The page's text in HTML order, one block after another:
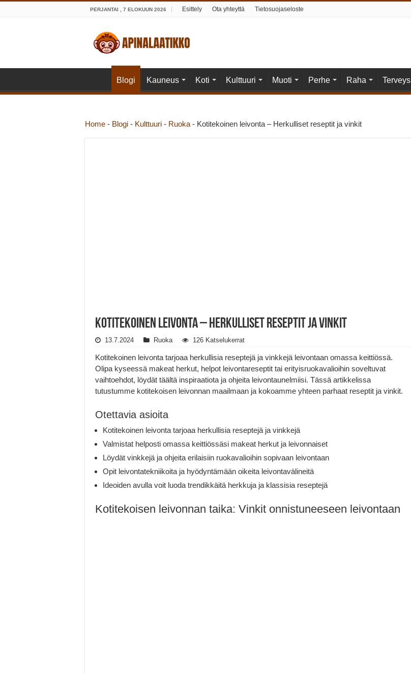
PERJANTAI , 7 ELOKUUN 2026 Esittely Ota yhteyttä Tietosuojaseloste
Blogi Kauneus Koti Kulttuuri Muoti Perhe Raha Terveys
Home - Blogi - Kulttuuri - Ruoka - Kotitekoinen leivonta – Herkulliset reseptit ja vinkit
Kotitekoinen leivonta – Herkulliset reseptit ja vinkit
13.7.2024 Ruoka 126 Katselukerrat
Kotitekoinen leivonta tarjoaa herkullisia reseptejä ja vinkkejä leivontaan omassa keittiössä.
Olipa kyseessä makeat herkut, helpot leivontareseptit tai erityisruokavalioihin soveltuvat
vaihtoehdot, löydät täältä inspiraatiota ja ohjeita leivontaunelmiisi. Tässä artikkelissa
tutustumme kotitekoisen leivonnan maailmaan ja kokoamme yhteen parhaat reseptit ja vinkit.
Otettavia asioita
Kotitekoinen leivonta tarjoaa herkullisia reseptejä ja vinkkejä
Valmistat helposti omassa keittiössäsi makeat herkut ja leivonnaiset
Löydät vinkkejä ja ohjeita erilaisiin ruokavalioihin sopivaan leivontaan
Opit leivontatekniikoita ja hyödyntämään oikeita leivontavälineitä
Ideoiden avulla voit luoda trendikkäitä herkkuja ja klassisia reseptejä
Kotitekoisen leivonnan taika: Vinkit onnistuneeseen leivontaan